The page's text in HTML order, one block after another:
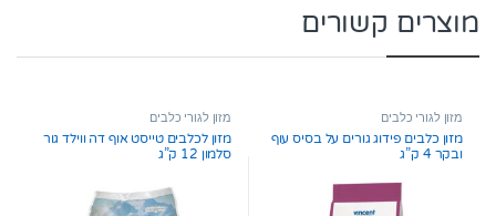
מוצרים קשורים
מזון לגורי כלבים
מזון כלבים פידוג גורים על בסיס עוף
ובקר 4 ק”ג
מזון לגורי כלבים
מזון לכלבים טייסט אוף דה ווילד גור
סלמון 12 ק”ג